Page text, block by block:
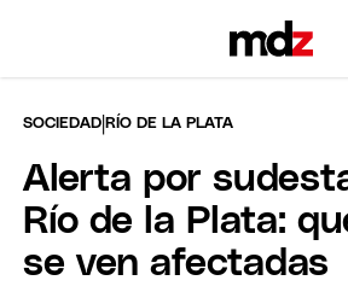
SOCIEDAD |RÍO DE LA PLATA
Alerta por
Río de la Plata:
se ven afectadas